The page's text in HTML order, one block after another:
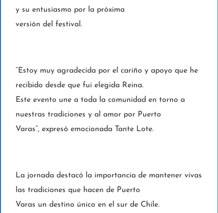
y su entusiasmo por la próxima
versión del festival.
“Estoy muy agradecida por el cariño y apoyo que he
recibido desde que fui elegida Reina.
Este evento une a toda la comunidad en torno a
nuestras tradiciones y al amor por Puerto
Varas”, expresó emocionada Tante Lote.
La jornada destacó la importancia de mantener vivas
las tradiciones que hacen de Puerto
Varas un destino único en el sur de Chile.